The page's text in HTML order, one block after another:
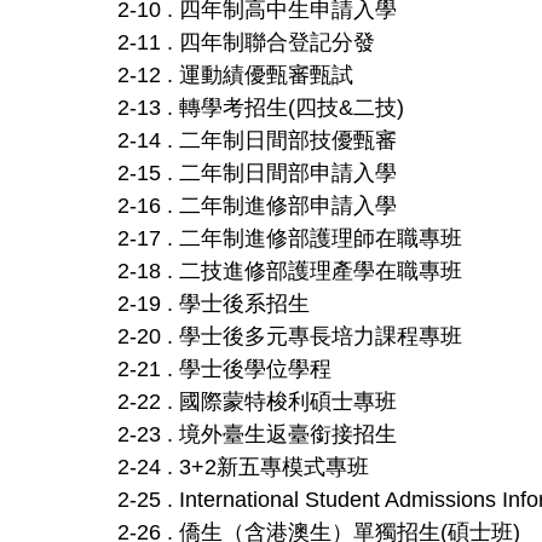
2-10 . 四年制高中生申請入學
2-11 . 四年制聯合登記分發
2-12 . 運動績優甄審甄試
2-13 . 轉學考招生(四技&二技)
2-14 . 二年制日間部技優甄審
2-15 . 二年制日間部申請入學
2-16 . 二年制進修部申請入學
2-17 . 二年制進修部護理師在職專班
2-18 . 二技進修部護理產學在職專班
2-19 . 學士後系招生
2-20 . 學士後多元專長培力課程專班
2-21 . 學士後學位學程
2-22 . 國際蒙特梭利碩士專班
2-23 . 境外臺生返臺銜接招生
2-24 . 3+2新五專模式專班
2-25 . International Student Admissions
2-26 . 僑生（含港澳生）單獨招生(碩士班)